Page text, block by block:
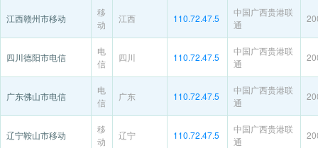
江西赣州市移动
移
动
江西 110.72.47.5
中国广西贵港联
通
四川德阳市电信
电
信
四川 110.72.47.5
中国广西贵港联
通
广东佛山市电信
电
信
广东 110.72.47.5
中国广西贵港联
通
辽宁鞍山市移动
移
动
辽宁 110.72.47.5
中国广西贵港联
通